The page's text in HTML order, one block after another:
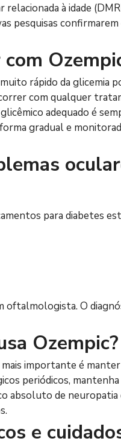
à idade
pesquisas
rápido da glicemia
com qualquer
adequado é
gradual e
para diabetes
O
Ozempic?
importante é
periódicos,
absoluto de
e